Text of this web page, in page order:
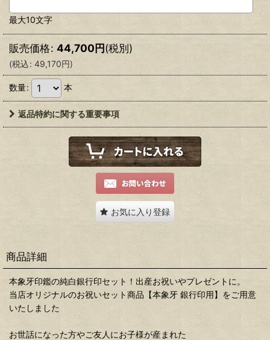
最大10文字
販売価格: 44,700円(税別)
(税込: 49,170円)
数量: 本
返品特約に関する重要事項
お気に入り登録
商品詳細
本象牙印鑑の純白銀行印セット！出産お祝いやプレゼントに。
当店オリジナルのお祝いセット商品【本象牙 銀行印用】をご用意
いたしました
お世話になった方やご友人にお子様が産まれた